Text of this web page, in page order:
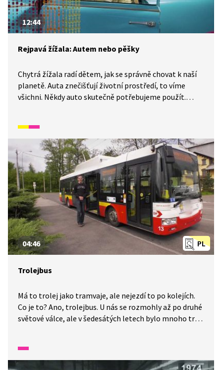
12:44
Rejpavá žížala: Autem nebo pěšky
Chytrá žížala radí dětem, jak se správně chovat k naší
planetě. Auta znečišťují životní prostředí, to víme
všichni. Někdy auto skutečně potřebujeme použít.
použít kolo či koloběžku je navíc prospěšné i pro naše
zdraví. Víte, co je to globální oteplování?
PL
04:46
Trolejbus
Má to trolej jako tramvaje, ale nejezdí to po kolejích.
Co je to? Ano, trolejbus. U nás se rozmohly až po druhé
světové válce, ale v šedesátých letech bylo mnoho tras
prostornější než tramvaje a mají lepší jízdní vlastnosti.
Dost důvodů k tomu, abychom brzy zažili jejich další